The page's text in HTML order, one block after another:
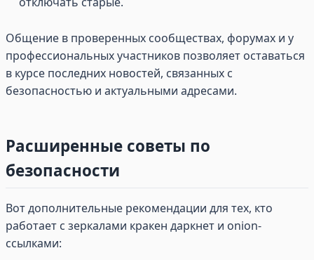
Общение в проверенных сообществах, форумах и у
профессиональных участников позволяет оставаться
в курсе последних новостей, связанных с
безопасностью и актуальными адресами.
Расширенные советы по
безопасности
Вот дополнительные рекомендации для тех, кто
работает с зеркалами кракен даркнет и onion-
ссылками: